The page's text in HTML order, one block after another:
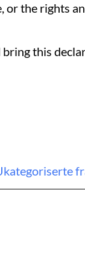
or the rights
this